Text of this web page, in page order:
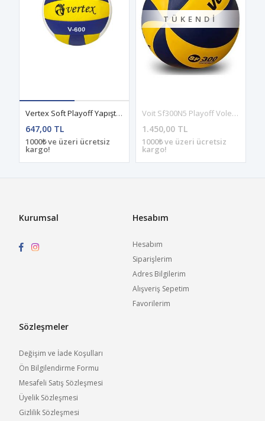
Vertex Soft Playoff Yapıştırma Vl 600 Voleybol Topu
647,00 TL
1000₺ ve üzeri ücretsiz
kargo!
TÜKENDI
Voit Sf300N5 Playoff Voleybol Topu - Standart
1.450,00 TL
1000₺ ve üzeri ücretsiz
kargo!
Kurumsal Hesabım
Hesabım
Siparişlerim
Adres Bilgilerim
Alışveriş Sepetim
Favorilerim
Sözleşmeler
Değişim ve İade Koşulları
Ön Bilgilendirme Formu
Mesafeli Satış Sözleşmesi
Üyelik Sözleşmesi
Gizlilik Sözleşmesi